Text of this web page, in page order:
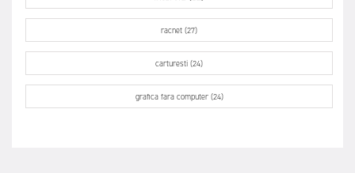
racnet (27)
carturesti (24)
grafica fara computer (24)